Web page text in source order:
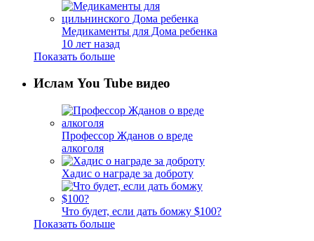
Медикаменты для Дома ребенка
10 лет назад
Показать больше
Ислам You Tube видео
Профессор Жданов о вреде
алкоголя
Хадис о награде за доброту
Что будет, если дать бомжу $100?
Показать больше